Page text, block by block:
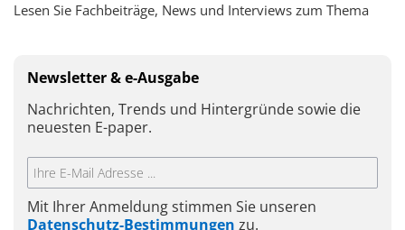
Lesen Sie Fachbeiträge, News und Interviews zum Thema
Newsletter & e-Ausgabe
Nachrichten, Trends und Hintergründe sowie die
neuesten E-paper.
Mit Ihrer Anmeldung stimmen Sie unseren
Datenschutz-Bestimmungen zu.